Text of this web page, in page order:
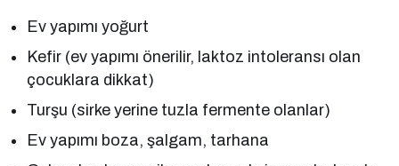
Ev yapımı yoğurt
Kefir (ev yapımı önerilir, laktoz intoleransı olan
çocuklara dikkat)
Turşu (sirke yerine tuzla fermente olanlar)
Ev yapımı boza, şalgam, tarhana